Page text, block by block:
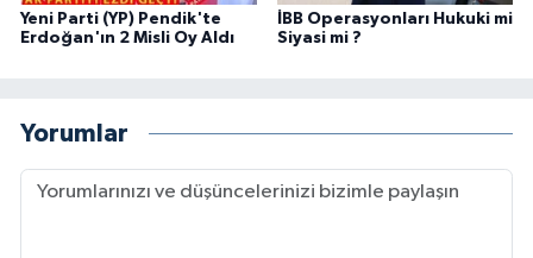
Yeni Parti (YP) Pendik'te
Erdoğan'ın 2 Misli Oy Aldı
İBB Operasyonları Hukuki mi
Siyasi mi ?
Yorumlar